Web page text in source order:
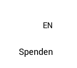
Spenden
EN